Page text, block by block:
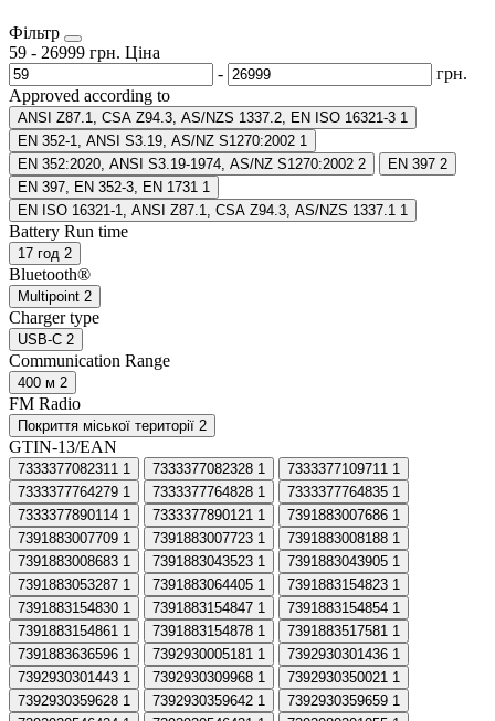
Фільтр
59 - 26999 грн. Ціна
-
грн.
Approved according to
ANSI Z87.1, CSA Z94.3, AS/NZS 1337.2, EN ISO 16321-3 1
EN 352-1, ANSI S3.19, AS/NZ S1270:2002 1
EN 352:2020, ANSI S3.19-1974, AS/NZ S1270:2002 2 EN 397 2
EN 397, EN 352-3, EN 1731 1
EN ISO 16321-1, ANSI Z87.1, CSA Z94.3, AS/NZS 1337.1 1
Battery Run time
17 год 2
Bluetooth®
Multipoint 2
Charger type
USB-C 2
Communication Range
400 м 2
FM Radio
Покриття міської території 2
GTIN-13/EAN
7333377082311 1 7333377082328 1 7333377109711 1
7333377764279 1 7333377764828 1 7333377764835 1
7333377890114 1 7333377890121 1 7391883007686 1
7391883007709 1 7391883007723 1 7391883008188 1
7391883008683 1 7391883043523 1 7391883043905 1
7391883053287 1 7391883064405 1 7391883154823 1
7391883154830 1 7391883154847 1 7391883154854 1
7391883154861 1 7391883154878 1 7391883517581 1
7391883636596 1 7392930005181 1 7392930301436 1
7392930301443 1 7392930309968 1 7392930350021 1
7392930359628 1 7392930359642 1 7392930359659 1